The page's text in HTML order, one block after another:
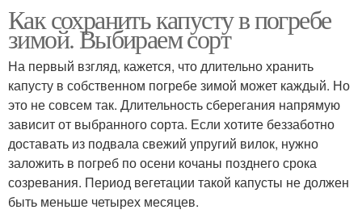
Как сохранить капусту в погребе
зимой. Выбираем сорт
На первый взгляд, кажется, что длительно хранить
капусту в собственном погребе зимой может каждый. Но
это не совсем так. Длительность сберегания напрямую
зависит от выбранного сорта. Если хотите беззаботно
доставать из подвала свежий упругий вилок, нужно
заложить в погреб по осени кочаны позднего срока
созревания. Период вегетации такой капусты не должен
быть меньше четырех месяцев.